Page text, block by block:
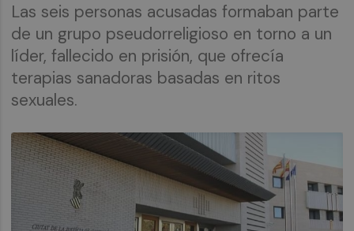
Las seis personas acusadas formaban parte
de un grupo pseudorreligioso en torno a un
líder, fallecido en prisión, que ofrecía
terapias sanadoras basadas en ritos
sexuales.